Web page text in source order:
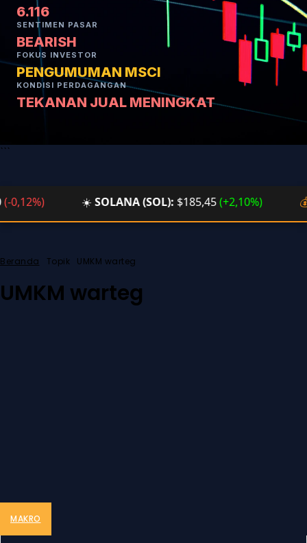
6.116
SENTIMEN PASAR
BEARISH
FOKUS INVESTOR
PENGUMUMAN MSCI
KONDISI PERDAGANGAN
TEKANAN JUAL MENINGKAT
```
SOLANA (SOL):$185,45(+2,10%)
Beranda Topik UMKM warteg
UMKM warteg
MAKRO